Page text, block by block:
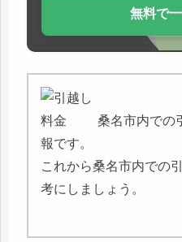
無料で
桑名市内での
報です。
これから桑名市内での
考にしましょう。